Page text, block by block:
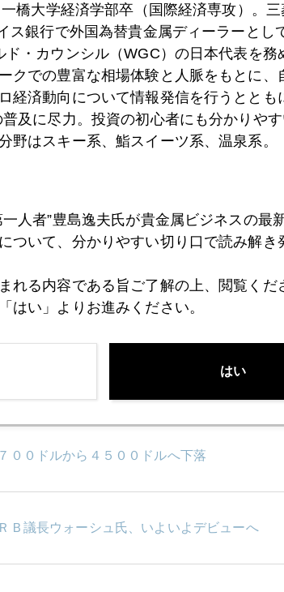
４５００ドル台で持ち合い
増
氏の一言で金４５００ドル台に急反発
格、４４００ドル台に下落
００ドルから４５００ドルへ下落
Ｂ議長ウォーシュ氏、いよいよデビューへ
橋大学経済学部卒（国際経済専攻）。
ス銀行で外国為替貴金属ディーラーとし
・カウンシル（WGC）の日本代表を務
クでの豊富な相場体験と人脈をもとに、
経済動向について情報発信を行うととも
及に尽力。投資の初心者にも分かりや
野はスキー系、鮨スイーツ系、温泉系。
人者”豊島逸夫氏が貴金属ビジネスの最
ついて、分かりやすい切り口で読み解き
れる内容である旨ご了解の上、閲覧くだ
はい」よりお進みください。
はい